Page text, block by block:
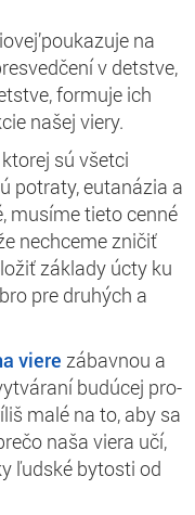
na
v detstve,
formuje ich
našej viery.
sú všetci
potraty, eutanázia a
musíme tieto cenné
nechceme zničiť
základy úcty ku
pre druhých a
viere zábavnou a
budúcej pro-
malé na to, aby sa
naša viera učí,
ľudské bytosti od